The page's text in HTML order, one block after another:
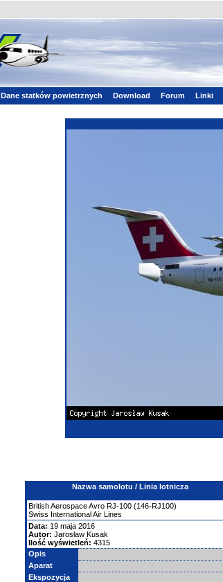
Dane statków powietrznych Download Forum Linki
Nazwa samolotu / Linia lotnicza
British Aerospace Avro RJ-100 (146-RJ100)
Swiss International Air Lines
Data: 19 maja 2016
Autor: Jarosław Kusak
Ilość wyświetleń: 4315
Opis
Aparat
Ekspozycja